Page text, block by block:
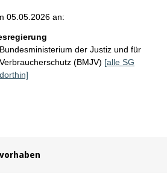
05.05.2026 an:
Bundesministerium der Justiz und für
Verbraucherschutz (BMJV) [alle SG
dorthin]